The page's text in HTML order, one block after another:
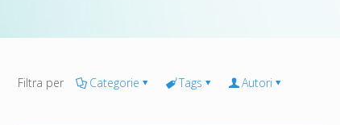
Filtra per Categorie Tags Autori